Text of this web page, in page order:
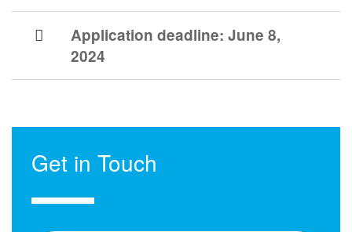
Application deadline: June 8,
2024
Get in Touch